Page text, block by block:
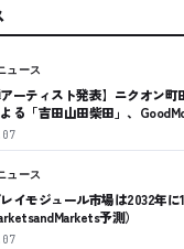
ュース
アーティスト発表】ニクオン町
る「吉田山田柴田」、
ュース
イモジュール市場は2032年に
予測）